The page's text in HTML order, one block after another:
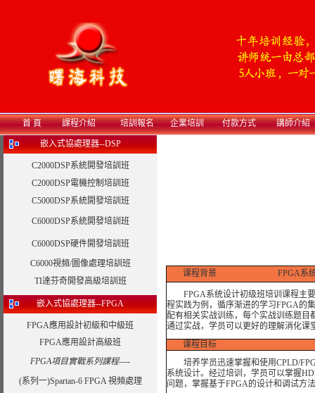
首 頁 課程介紹 培訓報名 企業培訓 付款方式 講師介紹
嵌入式協處理器--DSP
C2000DSP系統開發培訓班
C2000DSP電機控制培訓班
C5000DSP系統開發培訓班
C6000DSP系統開發培訓班
C6000DSP硬件開發培訓班
C6000視頻/圖像處理培訓班
TI達芬奇開發高級培訓班
嵌入式協處理器--FPGA
FPGA應用設計初級和中級班
FPGA應用設計高級班
FPGA項目實戰系列課程----
(系列一)Spartan-6 FPGA 視頻處理
课程背景 FPGA系
FPGA系统设计初级班培训课程主要
程实践为例，循序渐进的学习FPGA的
配有相关实战训练，每个实战训练题目
通过实战，学员可以更好的理解消化课
课程目标
培养学员迅速掌握和使用CPLD/
系统设计。经过培训，学员可以掌握
问题，掌握基于FPGA的设计和调试方